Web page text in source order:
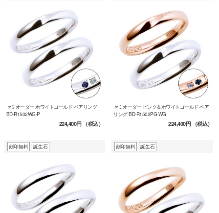
セミオーダー ホワイトゴールド ペアリング
BD-R1502WG-P
224,400円（税込）
セミオーダー ピンク＆ホワイトゴールド ペア
リング BD-R1502PG-WG
224,400円（税込）
刻印無料 誕生石 刻印無料 誕生石